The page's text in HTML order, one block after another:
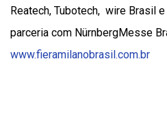
Reatech, Tubotech, wire Brasil e
parceria com NürnbergMesse
www.fieramilanobrasil.com.br